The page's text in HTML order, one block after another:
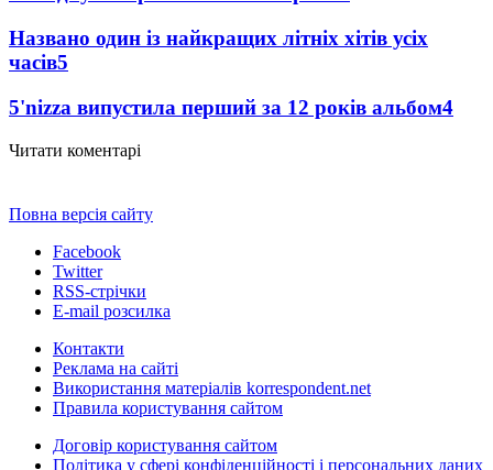
Названо один із найкращих літніх хітів усіх
часів5
5'nizza випустила перший за 12 років альбом4
Читати коментарі
Повна версія сайту
Facebook
Twitter
RSS-стрічки
E-mail розсилка
Контакти
Реклама на сайті
Використання матеріалів korrespondent.net
Правила користування сайтом
Договір користування сайтом
Політика у сфері конфіденційності і персональних даних